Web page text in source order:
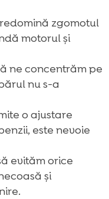
zgomotul
motorul și
ne concentrăm pe
nu s-a
o ajustare
este nevoie
evităm orice
și